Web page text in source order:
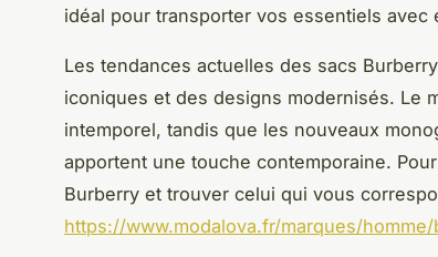
idéal pour transporter vos essentiels avec
Les tendances actuelles des sacs
iconiques et des designs modernisés. Le
intemporel, tandis que les nouveaux
apportent une touche contemporaine.
Burberry et trouver celui qui vous
https://www.modalova.fr/marques/